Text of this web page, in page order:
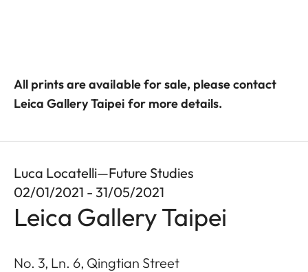
All prints are available for sale, please contact
Leica Gallery Taipei for more details.
Luca Locatelli—Future Studies
02/01/2021 - 31/05/2021
Leica Gallery Taipei
No. 3, Ln. 6, Qingtian Street